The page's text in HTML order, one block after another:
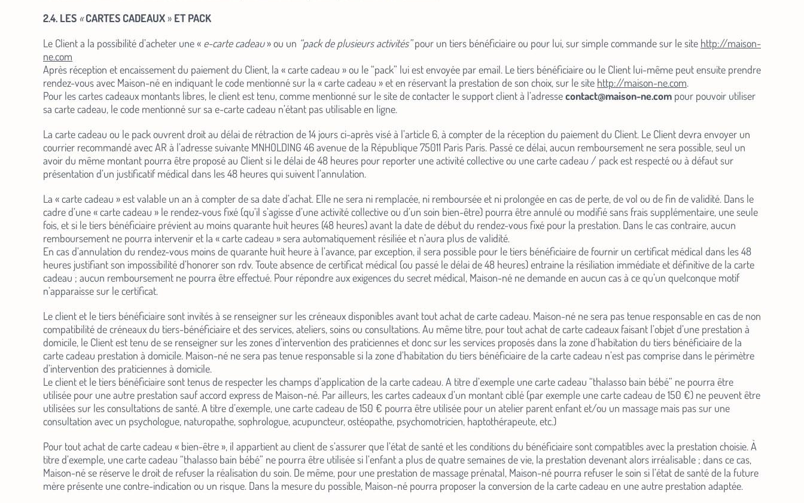
2.4. LES «CARTES CADEAUX » ET PACK
Le Client a la possibilité d’acheter une « e-carte cadeau» ou un “pack de plusieurs activités”pour un tiers bénéficiaire ou pour lui, sur simple commande sur le site http://maison-
ne.com
Après réception et encaissement du paiement du Client, la « carte cadeau » ou le “pack” lui est envoyée par email. Le tiers bénéficiaire ou le Client lui-même peut ensuite prendre
rendez-vous avec Maison-né en indiquant le code mentionné sur la « carte cadeau » et en réservant la prestation de son choix, sur le site http://maison-ne.com.
Pour les cartes cadeaux montants libres, le client est tenu, comme mentionné sur le site de contacter le support client à l’adressecontact@maison-ne.com pour pouvoir utiliser
sa carte cadeau, le code mentionné sur sa e-carte cadeau n’étant pas utilisable en ligne.
La carte cadeau ou le pack ouvrent droit au délai de rétraction de 14 jours ci-après visé à l’article 6, à compter de la réception du paiement du Client. Le Client devra envoyer un
courrier recommandé avec AR à l’adresse suivante MNHOLDING 46 avenue de la République 75011 Paris Paris. Passé ce délai, aucun remboursement ne sera possible, seul un
avoir du même montant pourra être proposé au Client si le délai de 48 heures pour reporter une activité collective ou une carte cadeau / pack est respecté ou à défaut sur
présentation d’un justificatif médical dans les 48 heures qui suivent l’annulation.
La « carte cadeau » est valable un an à compter de sa date d’achat. Elle ne sera ni remplacée, ni remboursée et ni prolongée en cas de perte, de vol ou de fin de validité. Dans le
cadre d’une « carte cadeau » le rendez-vous fixé (qu’il s’agisse d’une activité collective ou d’un soin bien-être) pourra être annulé ou modifié sans frais supplémentaire, une seule
fois, et si le tiers bénéficiaire prévient au moins quarante huit heures (48 heures) avant la date de début du rendez-vous fixé pour la prestation. Dans le cas contraire, aucun
remboursement ne pourra intervenir et la « carte cadeau » sera automatiquement résiliée et n’aura plus de validité.
En cas d’annulation du rendez-vous moins de quarante huit heure à l’avance, par exception, il sera possible pour le tiers bénéficiaire de fournir un certificat médical dans les 48
heures justifiant son impossibilité d’honorer son rdv. Toute absence de certificat médical (ou passé le délai de 48 heures) entraine la résiliation immédiate et définitive de la carte
cadeau ; aucun remboursement ne pourra être effectué. Pour répondre aux exigences du secret médical, Maison-né ne demande en aucun cas à ce qu’un quelconque motif
n’apparaisse sur le certificat.
Le client et le tiers bénéficiaire sont invités à se renseigner sur les créneaux disponibles avant tout achat de carte cadeau. Maison-né ne sera pas tenue responsable en cas de non
compatibilité de créneaux du tiers-bénéficiaire et des services, ateliers, soins ou consultations. Au même titre, pour tout achat de carte cadeaux faisant l’objet d’une prestation à
domicile, le Client est tenu de se renseigner sur les zones d’intervention des praticiennes et donc sur les services proposés dans la zone d’habitation du tiers bénéficiaire de la
carte cadeau prestation à domicile. Maison-né ne sera pas tenue responsable si la zone d’habitation du tiers bénéficiaire de la carte cadeau n’est pas comprise dans le périmètre
d’intervention des praticiennes à domicile.
Le client et le tiers bénéficiaire sont tenus de respecter les champs d’application de la carte cadeau. A titre d’exemple une carte cadeau “thalasso bain bébé” ne pourra être
utilisée pour une autre prestation sauf accord express de Maison-né. Par ailleurs, les cartes cadeaux d’un montant ciblé (par exemple une carte cadeau de 150 €) ne peuvent être
utilisées sur les consultations de santé. A titre d’exemple, une carte cadeau de 150 € pourra être utilisée pour un atelier parent enfant et/ou un massage mais pas sur une
consultation avec un psychologue, naturopathe, sophrologue, acupuncteur, ostéopathe, psychomotricien, haptothérapeute, etc.)
Pour tout achat de carte cadeau « bien-être », il appartient au client de s’assurer que l’état de santé et les conditions du bénéficiaire sont compatibles avec la prestation choisie. À
titre d’exemple, une carte cadeau “thalasso bain bébé” ne pourra être utilisée si l’enfant a plus de quatre semaines de vie, la prestation devenant alors irréalisable ; dans ce cas,
Maison-né se réserve le droit de refuser la réalisation du soin. De même, pour une prestation de massage prénatal, Maison-né pourra refuser le soin si l’état de santé de la future
mère présente une contre-indication ou un risque. Dans la mesure du possible, Maison-né pourra proposer la conversion de la carte cadeau en une autre prestation adaptée.
Abonnez-vous à notre
Bénéficiez de-10 %sur votre premier
atelier, découvrez les actualités et les
avant-première !
Entrez
votre
adresse
e-